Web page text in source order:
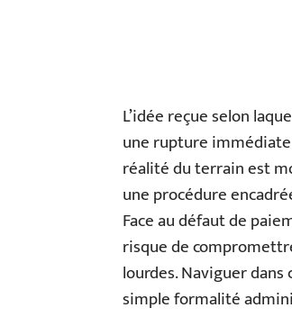
L’idée reçue selon
une rupture immédiate
réalité du terrain est
une procédure
Face au défaut de
risque de
lourdes. Naviguer
simple formalité